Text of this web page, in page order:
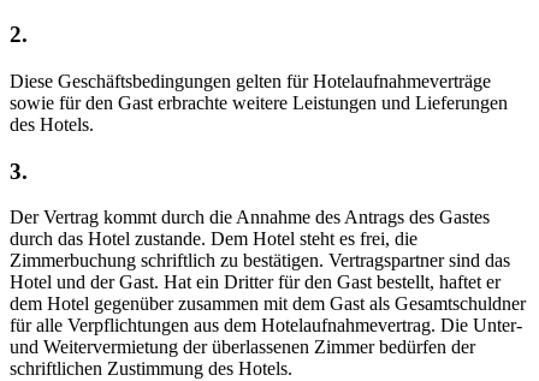
2.
Diese Geschäftsbedingungen gelten für Hotelaufnahmeverträge
sowie für den Gast erbrachte weitere Leistungen und Lieferungen
des Hotels.
3.
Der Vertrag kommt durch die Annahme des Antrags des Gastes
durch das Hotel zustande. Dem Hotel steht es frei, die
Zimmerbuchung schriftlich zu bestätigen. Vertragspartner sind das
Hotel und der Gast. Hat ein Dritter für den Gast bestellt, haftet er
dem Hotel gegenüber zusammen mit dem Gast als Gesamtschuldner
für alle Verpflichtungen aus dem Hotelaufnahmevertrag. Die Unter-
und Weitervermietung der überlassenen Zimmer bedürfen der
schriftlichen Zustimmung des Hotels.